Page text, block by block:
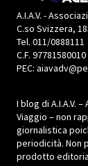
A.I.A.V. -
C.so Svizzera,
Tel. 011/0888111
C.F. 97781580010
PEC:
I blog di A.I.A.V.
Viaggio – non
giornalistica
periodicità. Non
prodotto